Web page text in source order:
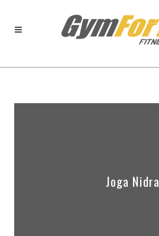
Joga Nidra